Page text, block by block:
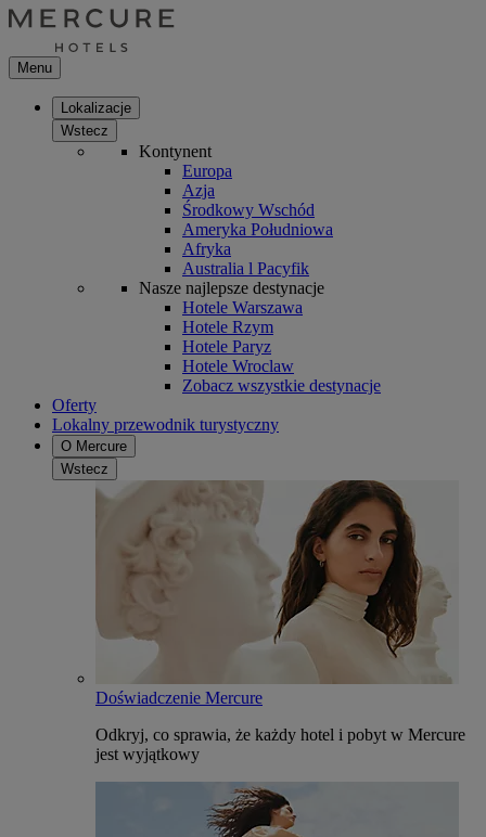
Menu
Lokalizacje
Wstecz
Kontynent
Europa
Azja
Środkowy Wschód
Ameryka Południowa
Afryka
Australia l Pacyfik
Nasze najlepsze destynacje
Hotele Warszawa
Hotele Rzym
Hotele Paryz
Hotele Wroclaw
Zobacz wszystkie destynacje
Oferty
Lokalny przewodnik turystyczny
O Mercure
Wstecz
Doświadczenie Mercure
Odkryj, co sprawia, że każdy hotel i pobyt w Mercure
jest wyjątkowy